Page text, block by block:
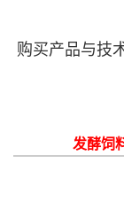
购买产品与技
发酵饲